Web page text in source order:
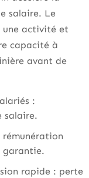
salaire. Le
activité et
capacité à
avant de
:
salaire.
garantie.
rapide : perte